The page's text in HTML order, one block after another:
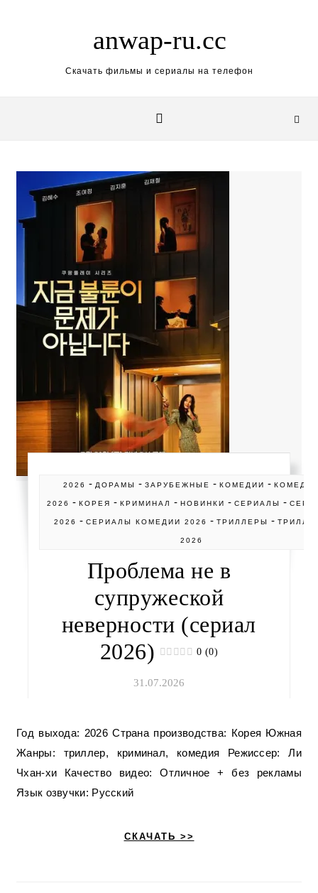
anwap-ru.cc
Скачать фильмы и сериалы на телефон
2026 - ДОРАМЫ -ЗАРУБЕЖНЫЕ -КОМЕДИИ -
2026 -КОРЕЯ -КРИМИНАЛ -НОВИНКИ -СЕРИАЛЫ -
2026 - СЕРИАЛЫ КОМЕДИИ 2026 - ТРИЛЛЕРЫ -
2026
Проблема не в
супружеской
неверности (сериал
2026)
0 (0)
31.07.2026
Год выхода: 2026 Страна производства: Корея Южная
Жанры: триллер, криминал, комедия Режиссер: Ли
Чхан-хи Качество видео: Отличное + без рекламы
Язык озвучки: Русский
СКАЧАТЬ >>